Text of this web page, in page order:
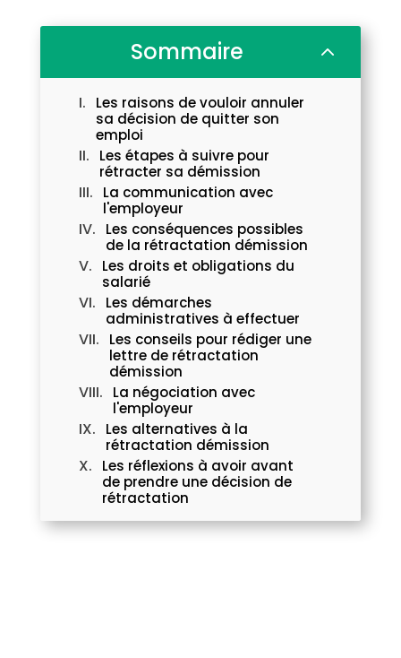
Sommaire 2
Les raisons de vouloir annuler
sa décision de quitter son
emploi
Les étapes à suivre pour
rétracter sa démission
La communication avec
l'employeur
Les conséquences possibles
de la rétractation démission
Les droits et obligations du
salarié
Les démarches
administratives à effectuer
Les conseils pour rédiger une
lettre de rétractation
démission
La négociation avec
l'employeur
Les alternatives à la
rétractation démission
Les réflexions à avoir avant
de prendre une décision de
rétractation